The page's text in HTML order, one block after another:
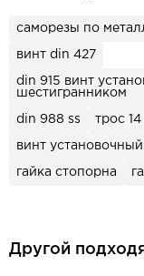
саморезы по
винт din 427
din 915 винт
шестигранником
din 988 ss трос
винт
гайка стопорна
Другой